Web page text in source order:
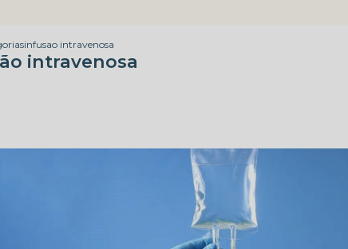
infusao intravenosa
intravenosa